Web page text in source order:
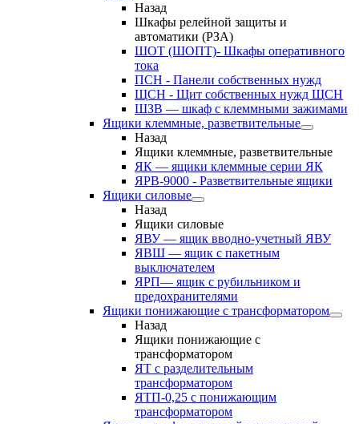
Назад
Шкафы релейной защиты и
автоматики (РЗА)
ШОТ (ШОПТ)- Шкафы оперативного
тока
ПСН - Панели собственных нужд
ЩСН - Щит собственных нужд ЩСН
ШЗВ — шкаф с клеммными зажимами
Ящики клеммные, разветвительные
Назад
Ящики клеммные, разветвительные
ЯК — ящики клеммные серии ЯК
ЯРВ-9000 - Разветвительные ящики
Ящики силовые
Назад
Ящики силовые
ЯВУ — ящик вводно-учетный ЯВУ
ЯВШ — ящик с пакетным
выключателем
ЯРП— ящик с рубильником и
предохранителями
Ящики понижающие с трансформатором
Назад
Ящики понижающие с
трансформатором
ЯТ с разделительным
трансформатором
ЯТП-0,25 с понижающим
трансформатором